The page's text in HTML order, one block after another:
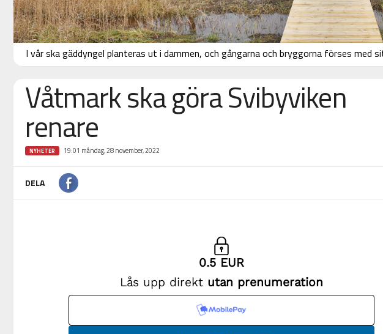
I vår ska gäddyngel planteras ut i dammen, och gångarna och bryggorna förses med
Våtmark ska göra Svibyviken
renare
NYHETER 19:01 måndag, 28 november, 2022
DELA